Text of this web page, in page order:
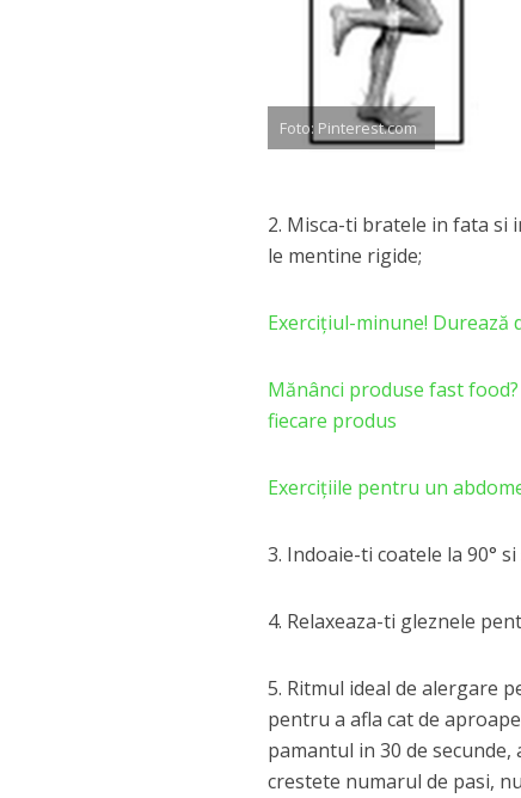
Foto: Pinterest.com
2. Misca-ti bratele in fata si
le mentine rigide;
Exercițiul-minune! Durează
Mănânci produse fast
fiecare produs
Exercițiile pentru un
3. Indoaie-ti coatele la 90°
4. Relaxeaza-ti gleznele
5. Ritmul ideal de alergare
pentru a afla cat de
pamantul in 30 de
crestete numarul de pasi,